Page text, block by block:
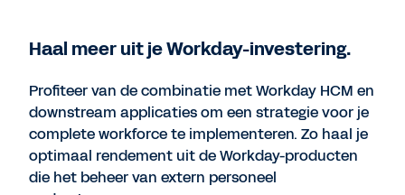
Haal meer uit je Workday-investering.
Profiteer van de combinatie met Workday HCM en
downstream applicaties om een strategie voor je
complete workforce te implementeren. Zo haal je
optimaal rendement uit de Workday-producten
die het beheer van extern personeel